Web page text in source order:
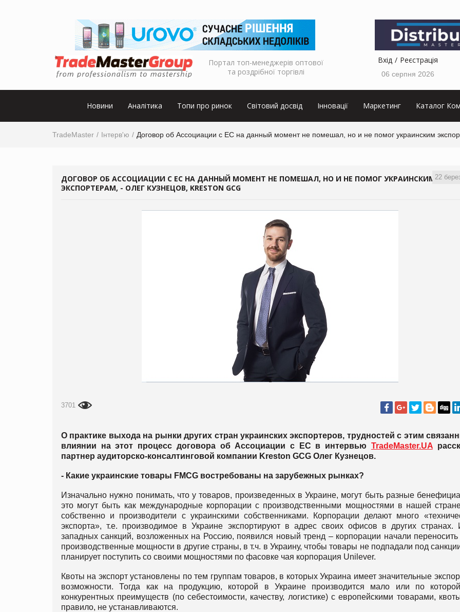
Портал топ-менеджерів оптової
та роздрібної торгівлі
Вхід Реєстрація
06 серпня 2026
Новини Аналітика Топи про ринок Світовий досвід Інновації Маркетинг Каталог
TradeMaster Інтерв'ю Договор об Ассоциации с ЕС на данный момент не помешал, но и не помог украинским
22
ДОГОВОР ОБ АССОЦИАЦИИ С ЕС НА ДАННЫЙ МОМЕНТ НЕ ПОМЕШАЛ, НО И НЕ ПОМОГ УКРАИНСКИМ
ЭКСПОРТЕРАМ, - ОЛЕГ КУЗНЕЦОВ, KRESTON GCG
3701
О практике выхода на рынки других стран украинских экспортеров, трудностей с этим
влиянии на этот процесс договора об Ассоциации с ЕС в интервью TradeMaster.UA
партнер аудиторско-консалтинговой компании Kreston GCG Олег Кузнецов.
- Какие украинские товары FMCG востребованы на зарубежных рынках?
Изначально нужно понимать, что у товаров, произведенных в Украине, могут быть разные
это могут быть как международные корпорации с производственными мощностями в нашей
собственно и производители с украинскими собственниками. Корпорации делают много
экспорта», т.е. производимое в Украине экспортируют в адрес своих офисов в других странах.
западных санкций, возложенных на Россию, появился новый тренд – корпорации начали переносить
производственные мощности в другие страны, в т.ч. в Украину, чтобы товары не подпадали под
планирует поступить со своими мощностями по фасовке чая корпорация Unilever.
Квоты на экспорт установлены по тем группам товаров, в которых Украина имеет значительные
возможности. Тогда как на продукцию, которой в Украине производится мало или по
конкурентных преимуществ (по себестоимости, качеству, логистике) с европейскими товарами,
правило, не устанавливаются.